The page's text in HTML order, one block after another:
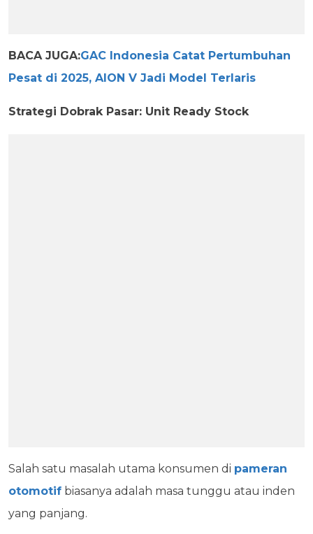
BACA JUGA:GAC Indonesia Catat Pertumbuhan
Pesat di 2025, AION V Jadi Model Terlaris
Strategi Dobrak Pasar: Unit Ready Stock
Salah satu masalah utama konsumen di pameran
otomotif biasanya adalah masa tunggu atau inden
yang panjang.